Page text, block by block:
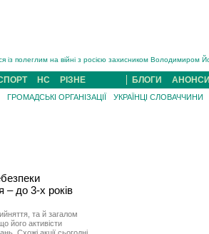
із полеглим на війні з росією захисником Володимиром
із захисником Богданом Югасом, який два роки
із Нанкова на Хустщині Юліана Гербея (ФОТО)[/
з Виноградова Ігнат Роздяловський (ФОТО)...
НС РІЗНЕ БЛОГИ АНОНСИ
ГРОМАДСЬКІ ОРГАНІЗАЦІЇ УКРАЇНЦІ СЛОВАЧЧИНИ
– до 3-х років
та й загалом
його активісти